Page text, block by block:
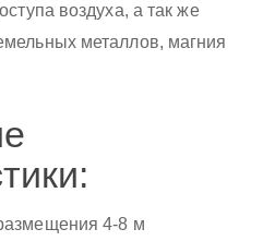
воздуха, а так же
металлов, магния
4-8 м